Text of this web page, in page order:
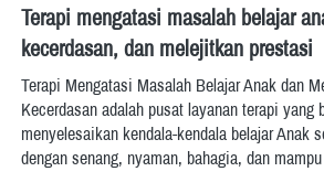
Terapi mengatasi masalah belajar
kecerdasan, dan melejitkan prestasi
Terapi Mengatasi Masalah Belajar Anak dan
Kecerdasan adalah pusat layanan terapi yang
menyelesaikan kendala-kendala belajar Anak
dengan senang, nyaman, bahagia, dan